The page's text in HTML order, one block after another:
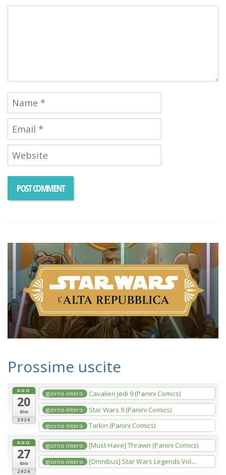
Prossime uscite
AGO
20
Gio
2026
giorno intero Cavalieri Jedi 9 (Panini Comics)
giorno intero Star Wars 9 (Panini Comics)
giorno intero Tarkin (Panini Comics)
AGO
27
Gio
2026
giorno intero [Must-Have] Thrawn (Panini Comics)
giorno intero [Omnibus] Star Wars Legends Vol....